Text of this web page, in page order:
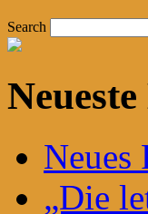
Search
Neues
„Die